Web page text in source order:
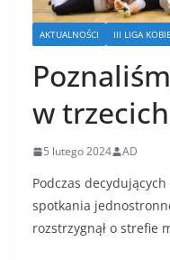
AKTUALNOŚCI III LIGA
w
5 lutego 2024 AD
Podczas decydujących
spotkania
rozstrzygnął o strefie